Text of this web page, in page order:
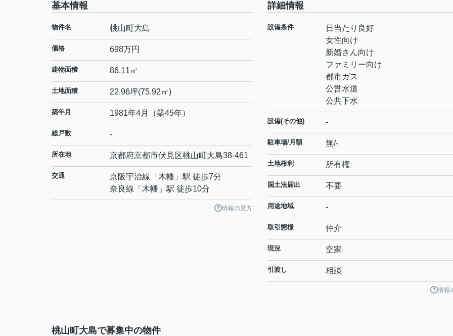
基本情報
物件名 桃山町大島
価格 698万円
建物面積 86.11㎡
土地面積 22.96坪(75.92㎡)
築年月 1981年4月（築45年）
総戸数 -
所在地 京都府京都市伏見区桃山町大島38-461
交通 京阪宇治線 「 木幡 」駅 徒歩7分
奈良線 「 木幡 」駅 徒歩10分
情報の見方
詳細情報
設備条件
日当たり良好
女性向け
新婚さん向け
ファミリー向け
都市ガス
公営水道
公共下水
設備(その他) -
駐車場/月額 無/-
土地権利 所有権
国土法届出 不要
用途地域 -
取引態様 仲介
現況 空家
引渡し 相談
情報
桃山町大島で募集中の物件